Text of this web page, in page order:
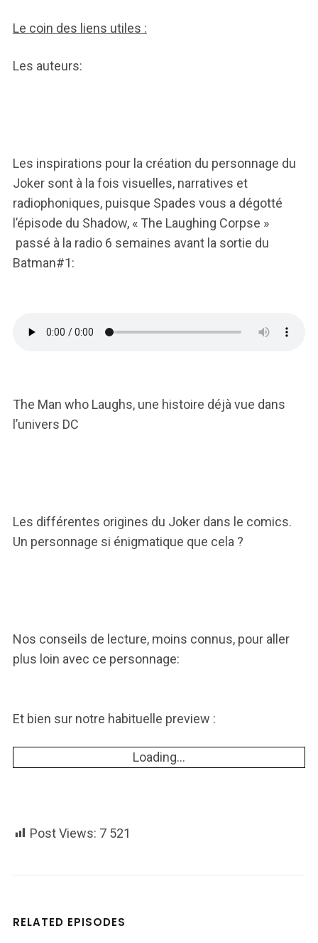
Le coin des liens utiles :
Les auteurs:
Les inspirations pour la création du personnage du
Joker sont à la fois visuelles, narratives et
radiophoniques, puisque Spades vous a dégotté
l’épisode du Shadow, « The Laughing Corpse »
passé à la radio 6 semaines avant la sortie du
Batman#1:
The Man who Laughs, une histoire déjà vue dans
l’univers DC
Les différentes origines du Joker dans le comics.
Un personnage si énigmatique que cela ?
Nos conseils de lecture, moins connus, pour aller
plus loin avec ce personnage:
Et bien sur notre habituelle preview :
Loading...
Post Views: 7 521
RELATED EPISODES